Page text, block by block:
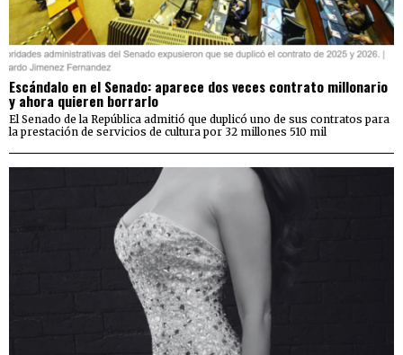
Escándalo en el Senado: aparece dos veces contrato millonario
y ahora quieren borrarlo
El Senado de la República admitió que duplicó uno de sus contratos para
la prestación de servicios de cultura por 32 millones 510 mil